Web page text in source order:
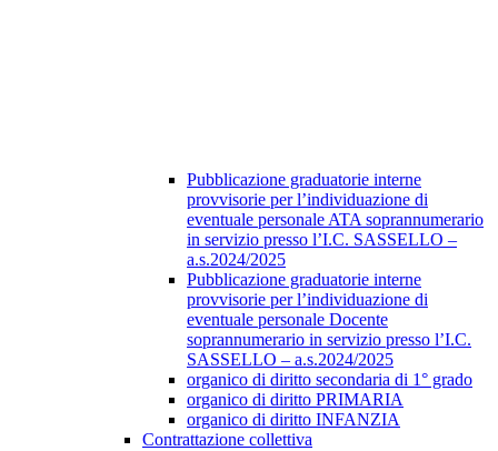
Pubblicazione graduatorie interne
provvisorie per l’individuazione di
eventuale personale ATA soprannumerario
in servizio presso l’I.C. SASSELLO –
a.s.2024/2025
Pubblicazione graduatorie interne
provvisorie per l’individuazione di
eventuale personale Docente
soprannumerario in servizio presso l’I.C.
SASSELLO – a.s.2024/2025
organico di diritto secondaria di 1° grado
organico di diritto PRIMARIA
organico di diritto INFANZIA
Contrattazione collettiva